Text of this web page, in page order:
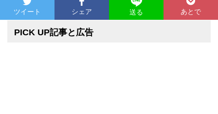
ツイート シェア 送る あとで
PICK UP記事と広告